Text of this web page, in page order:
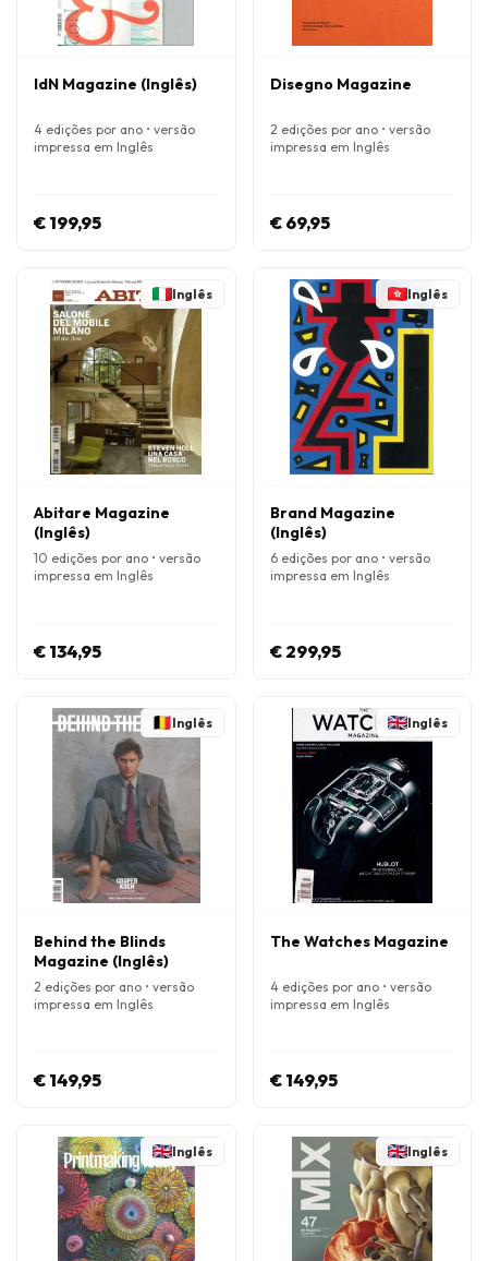
IdN Magazine (Inglês)
4 edições por ano • versão
impressa em Inglês
€ 199,95
Disegno Magazine
2 edições por ano • versão
impressa em Inglês
€ 69,95
Inglês
Abitare Magazine
(Inglês)
10 edições por ano • versão
impressa em Inglês
€ 134,95
Inglês
Brand Magazine
(Inglês)
6 edições por ano • versão
impressa em Inglês
€ 299,95
Inglês
Behind the Blinds
Magazine (Inglês)
2 edições por ano • versão
impressa em Inglês
€ 149,95
Inglês
The Watches Magazine
4 edições por ano • versão
impressa em Inglês
€ 149,95
Inglês Inglês